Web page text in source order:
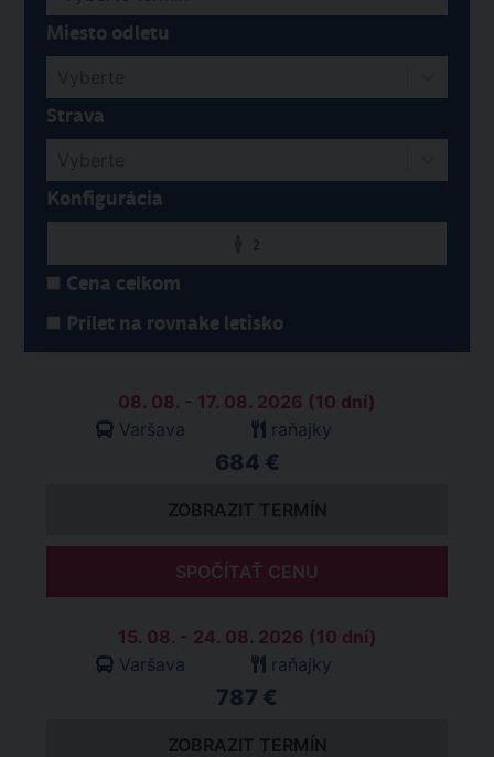
Miesto odletu
Strava
Konfigurácia
Cena celkom
Prílet na rovnake letisko
08. 08. - 17. 08. 2026 (10 dní)
Varšava
raňajky
684 €
ZOBRAZIT TERMÍN
SPOČÍTAŤ CENU
15. 08. - 24. 08. 2026 (10 dní)
Varšava
raňajky
787 €
ZOBRAZIT TERMÍN